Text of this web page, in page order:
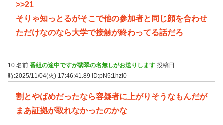
>>21
そりゃ知っとるがそこで他の参加者と同じ顔を合わせ
ただけなのなら大学で接触が終わってる話だろ
10 名前:番組の途中ですが翡翠の名無しがお送りします 投稿日
時:2025/11/04(火) 17:46:41.89
ID:pN5t1hzI0
割とやばめだったなら容疑者に上がりそうなもんだが
まあ証拠が取れなかったのかな